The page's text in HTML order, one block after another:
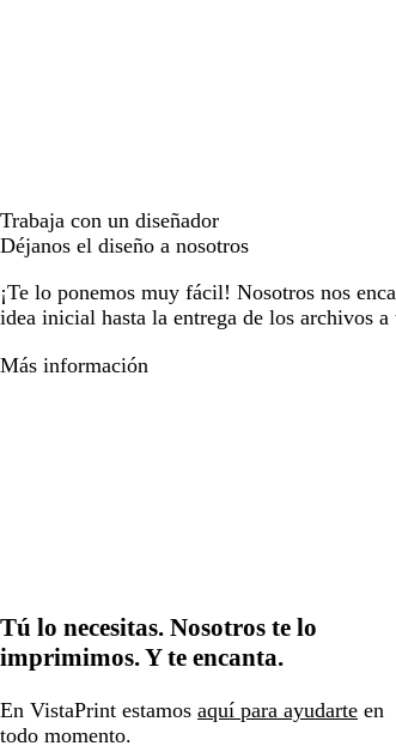
Trabaja con un diseñador
Déjanos el diseño a nosotros
¡Te lo ponemos muy fácil! Nosotros nos
idea inicial hasta la entrega de los archivos a
Más información
Tú lo necesitas. Nosotros te lo
imprimimos. Y te encanta.
En VistaPrint estamos aquí para ayudarte en
todo momento.